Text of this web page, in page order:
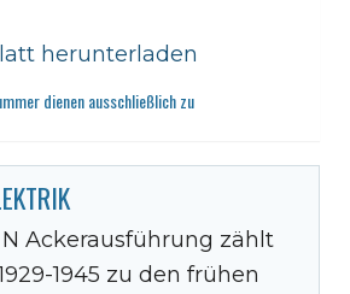
herunterladen
dienen ausschließlich zu
Ackerausführung zählt
1945 zu den frühen